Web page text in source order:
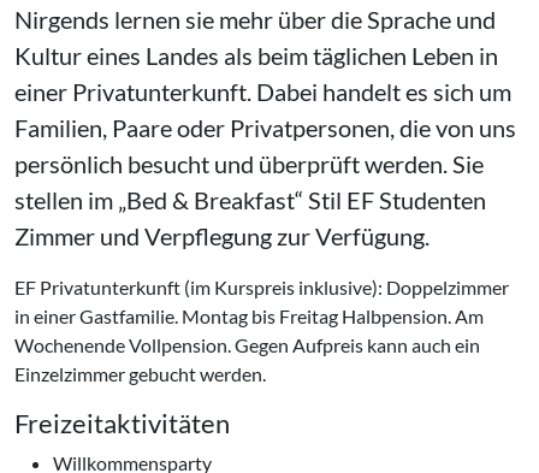
Nirgends lernen sie mehr über die Sprache und
Kultur eines Landes als beim täglichen Leben in
einer Privatunterkunft. Dabei handelt es sich um
Familien, Paare oder Privatpersonen, die von uns
persönlich besucht und überprüft werden. Sie
stellen im Bed & Breakfast Stil EF Studenten
Zimmer und Verpflegung zur Verfügung.
EF Privatunterkunft (im Kurspreis inklusive): Doppelzimmer
in einer Gastfamilie. Montag bis Freitag Halbpension. Am
Wochenende Vollpension. Gegen Aufpreis kann auch ein
Einzelzimmer gebucht werden.
Freizeitaktivitäten
Willkommensparty